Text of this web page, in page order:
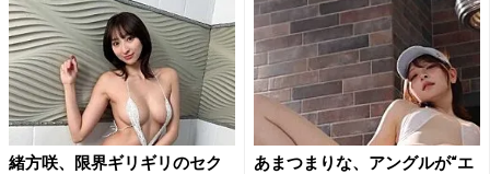
緒方咲、限界ギリギリのセク
あまつまりな、アングルが“エ